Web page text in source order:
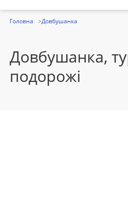
Головна Довбушанка
Довбушанка,
подорожі